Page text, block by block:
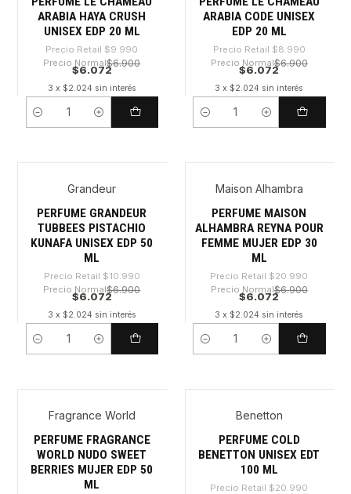
ARABIA HAYA CRUSH
UNISEX EDP 20 ML
Precio Retail $9.990
Precio Normal$6.900
$6.072
3 x $2.024 sin interés
Cantidad
ARABIA CODE UNISEX
EDP 20 ML
Precio Retail $8.990
Precio Normal$6.900
$6.072
3 x $2.024 sin interés
Cantidad
Grandeur
PERFUME GRANDEUR
TUBBEES PISTACHIO
KUNAFA UNISEX EDP 50
ML
Precio Retail $10.990
Precio Normal$6.900
$6.072
3 x $2.024 sin interés
Cantidad
-71%
Maison Alhambra
PERFUME MAISON
ALHAMBRA REYNA POUR
FEMME MUJER EDP 30
ML
Precio Retail $20.990
Precio Normal$6.900
$6.072
3 x $2.024 sin interés
Cantidad
-32%
Fragrance World
PERFUME FRAGRANCE
WORLD NUDO SWEET
BERRIES MUJER EDP 50
ML
Benetton
PERFUME COLD
BENETTON UNISEX EDT
100 ML
Precio Retail $20.990